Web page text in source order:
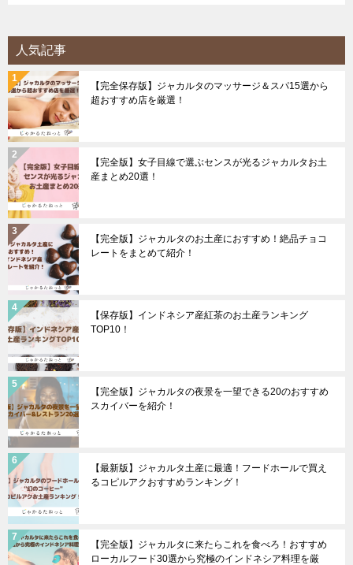
人気記事
【完全保存版】ジャカルタのマッサージ＆スパ15選から
超おすすめ店を厳選！
【完全版】女子目線で選ぶセンスが光るジャカルタお土
産まとめ20選！
【完全版】ジャカルタのお土産におすすめ！絶品チョコ
レートをまとめて紹介！
【保存版】インドネシア産紅茶のお土産ランキング
TOP10！
【完全版】ジャカルタの夜景を一望できる20のおすすめ
スカイバーを紹介！
【最新版】ジャカルタ土産に最適！フードホールで買え
るコピルアクおすすめランキング！
【完全版】ジャカルタに来たらこれを食べろ！おすすめ
ローカルフード30選から究極のインドネシア料理を厳